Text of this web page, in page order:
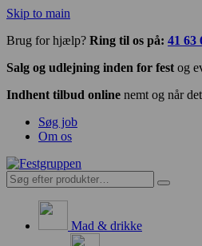
Skip to main
Brug for hjælp? Ring til os på: 41 63
Salg og udlejning inden for fest og
Indhent tilbud online nemt og når
Søg job
Om os
Mad & drikke